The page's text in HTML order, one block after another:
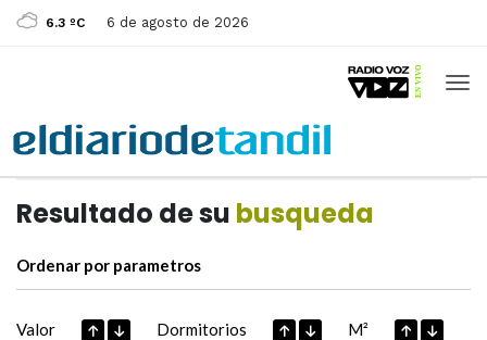
6.3 ºC 6 de agosto de 2026
Resultado de su busqueda
Ordenar por parametros
Valor Dormitorios M²